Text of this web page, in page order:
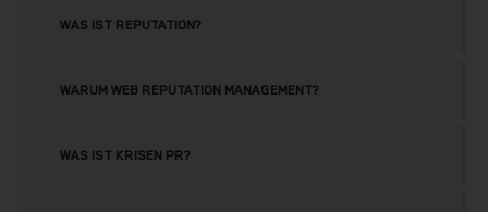
WAS IST REPUTATION?
WARUM WEB REPUTATION MANAGEMENT?
WAS IST KRISEN PR?